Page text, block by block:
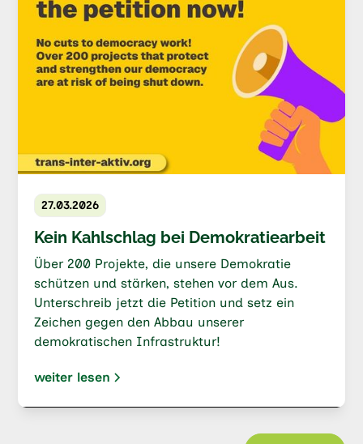
27.03.2026
Kein Kahlschlag bei Demokratiearbeit
Über 200 Projekte, die unsere Demokratie
schützen und stärken, stehen vor dem Aus.
Unterschreib jetzt die Petition und setz ein
Zeichen gegen den Abbau unserer
demokratischen Infrastruktur!
weiter lesen